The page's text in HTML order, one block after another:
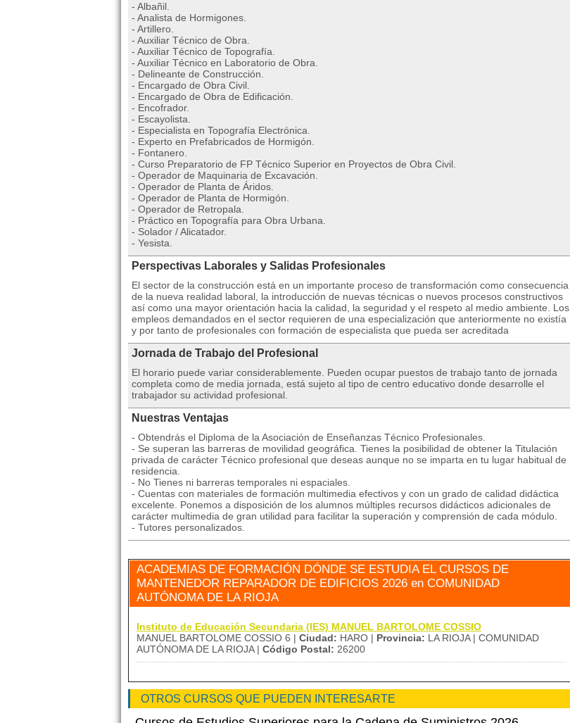
- Albañil.
- Analista de Hormigones.
- Artillero.
- Auxiliar Técnico de Obra.
- Auxiliar Técnico de Topografía.
- Auxiliar Técnico en Laboratorio de Obra.
- Delineante de Construcción.
- Encargado de Obra Civil.
- Encargado de Obra de Edificación.
- Encofrador.
- Escayolista.
- Especialista en Topografía Electrónica.
- Experto en Prefabricados de Hormigón.
- Fontanero.
- Curso Preparatorio de FP Técnico Superior en Proyectos de Obra Civil.
- Operador de Maquinaria de Excavación.
- Operador de Planta de Áridos.
- Operador de Planta de Hormigón.
- Operador de Retropala.
- Práctico en Topografía para Obra Urbana.
- Solador / Alicatador.
- Yesista.
Perspectivas Laborales y Salidas Profesionales
El sector de la construcción está en un importante proceso de transformación como consecuencia
de la nueva realidad laboral, la introducción de nuevas técnicas o nuevos procesos constructivos
así como una mayor orientación hacia la calidad, la seguridad y el respeto al medio ambiente. Los
empleos demandados en el sector requieren de una especialización que anteriormente no existía
y por tanto de profesionales con formación de especialista que pueda ser acreditada
Jornada de Trabajo del Profesional
El horario puede variar considerablemente. Pueden ocupar puestos de trabajo tanto de jornada
completa como de media jornada, está sujeto al tipo de centro educativo donde desarrolle el
trabajador su actividad profesional.
Nuestras Ventajas
- Obtendrás el Diploma de la Asociación de Enseñanzas Técnico Profesionales.
- Se superan las barreras de movilidad geográfica. Tienes la posibilidad de obtener la Titulación
privada de carácter Técnico profesional que deseas aunque no se imparta en tu lugar habitual de
residencia.
- No Tienes ni barreras temporales ni espaciales.
- Cuentas con materiales de formación multimedia efectivos y con un grado de calidad didáctica
excelente. Ponemos a disposición de los alumnos múltiples recursos didácticos adicionales de
carácter multimedia de gran utilidad para facilitar la superación y comprensión de cada módulo.
- Tutores personalizados.
ACADEMIAS DE FORMACIÓN DÓNDE SE ESTUDIA EL CURSOS DE
MANTENEDOR REPARADOR DE EDIFICIOS 2026 en COMUNIDAD
AUTÓNOMA DE LA RIOJA
Instituto de Educación Secundaria (IES) MANUEL BARTOLOME COSSIO
MANUEL BARTOLOME COSSIO 6 | Ciudad: HARO | Provincia: LA RIOJA | COMUNIDAD
AUTÓNOMA DE LA RIOJA | Código Postal: 26200
OTROS CURSOS QUE PUEDEN INTERESARTE